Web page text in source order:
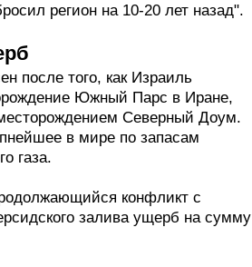
регион на 10-20 лет назад".
после того, как Израиль
Южный Парс в Иране,
Северный Доум.
в мире по запасам
газа.
конфликт с
залива ущерб на сумму